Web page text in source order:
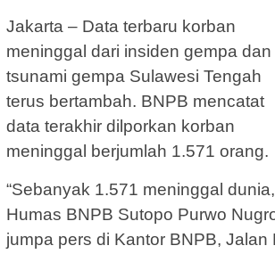
Jakarta – Data terbaru korban
meninggal dari insiden gempa dan
tsunami gempa Sulawesi Tengah
terus bertambah. BNPB mencatat
data terakhir dilporkan korban
meninggal berjumlah 1.571 orang.
“Sebanyak 1.571 meninggal
Humas BNPB Sutopo Purwo
jumpa pers di Kantor BNPB, Jalan